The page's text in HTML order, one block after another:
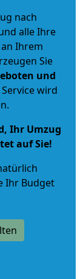
nach
alle Ihre
Ihrem
Sie
und
wird
Ihr Umzug
auf Sie!
Ihr Budget